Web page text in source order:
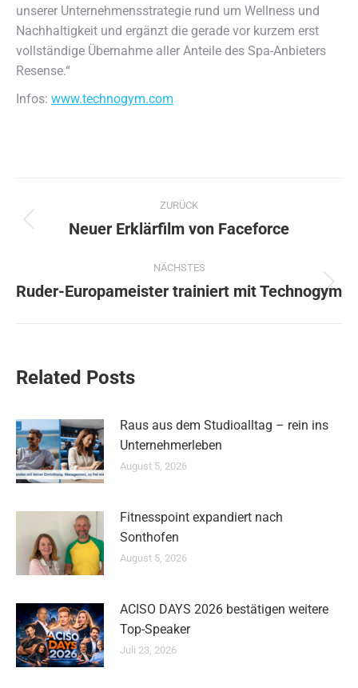
unserer Unternehmensstrategie rund um Wellness und
Nachhaltigkeit und ergänzt die gerade vor kurzem erst
vollständige Übernahme aller Anteile des Spa-Anbieters
Resense.“
Infos: www.technogym.com
Kommentarnavigation
ZURÜCK
Vorheriger
Neuer Erklärfilm von Faceforce
NÄCHSTES
Nächster
Ruder-Europameister trainiert mit Technogym
Related Posts
Raus aus dem Studioalltag – rein ins
Unternehmerleben
August 5, 2026
Fitnesspoint expandiert nach
Sonthofen
August 5, 2026
ACISO DAYS 2026 bestätigen weitere
Top-Speaker
Juli 23, 2026